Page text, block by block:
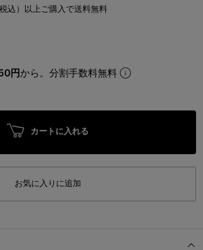
込）以上ご購入で送料無料
円から。分割手数料無料
カートに入れる
お気に入りに追加